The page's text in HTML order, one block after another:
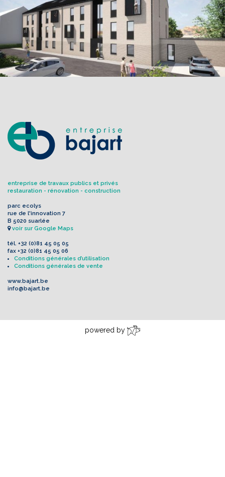
entreprise de travaux publics et privés
restauration - rénovation - construction
parc ecolys
rue de l'innovation 7
B 5020 suarlée
voir sur Google Maps
tél. +32 (0)81 45 05 05
fax +32 (0)81 45 05 06
Conditions générales d’utilisation
Conditions générales de vente
www.bajart.be
info@bajart.be
powered by